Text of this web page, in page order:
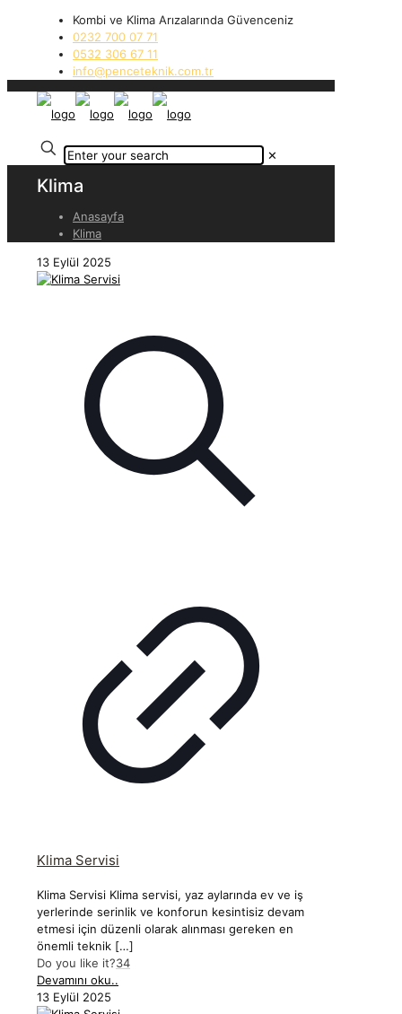
Kombi ve Klima Arızalarında Güvenceniz
0232 700 07 71
0532 306 67 11
info@penceteknik.com.tr
✕
Klima
Anasayfa
Klima
13 Eylül 2025
Klima Servisi
Klima Servisi Klima servisi, yaz aylarında ev ve iş
yerlerinde serinlik ve konforun kesintisiz devam
etmesi için düzenli olarak alınması gereken en
önemli teknik […]
Do you like it?34
Devamını oku..
13 Eylül 2025